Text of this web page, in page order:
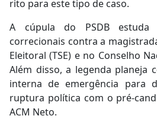
rito para este tipo de caso.
A cúpula do PSDB estuda
correcionais contra a
Eleitoral (TSE) e no Conselho
Além disso, a legenda planeja
interna de emergência para
ruptura política com o pré-
ACM Neto.